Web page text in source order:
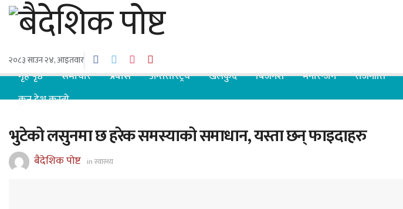
२०८३ साउन २४, आइतवार
गृह पृष्ठ समाचार प्रबास अन्तरास्ट्रिय खेलकुद बिजनेश मनोरन्जन राजनीति
कुन देश कस्तो
भुटेको लसुनमा छ हरेक समस्याको समाधान, यस्ता छन् फाइदाहरु
बैदेशिक पोष्ट inस्वास्थ्य